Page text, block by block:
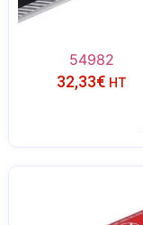
54982
32,33€ HT